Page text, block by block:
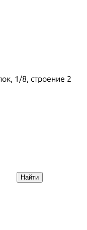
1/8, строение 2
Найти